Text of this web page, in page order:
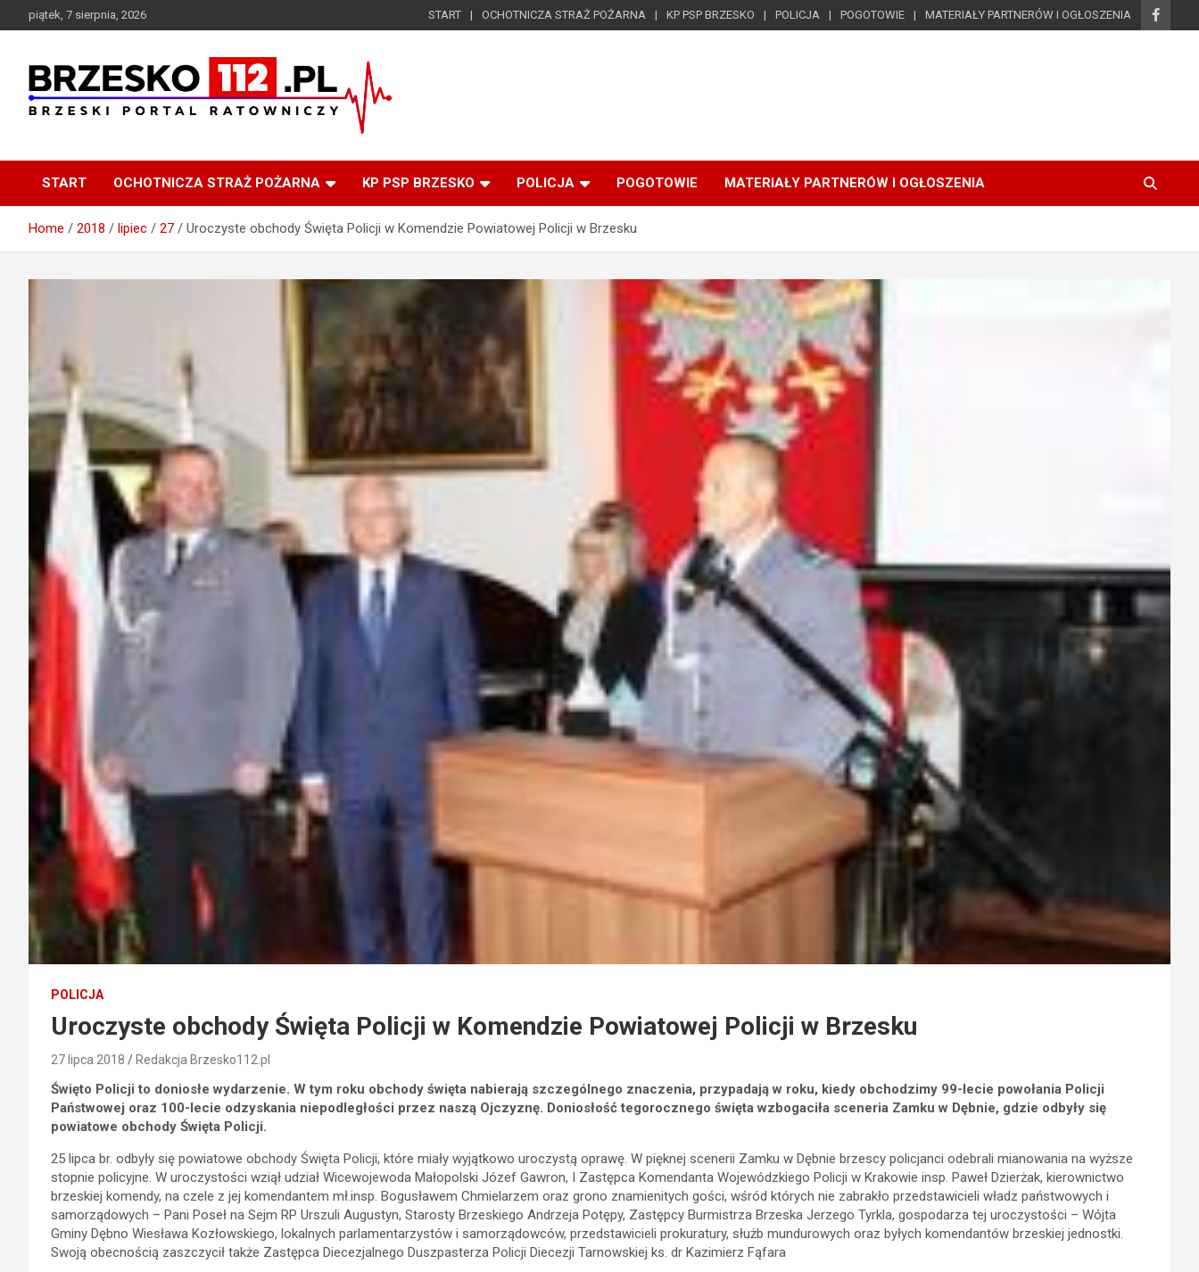
to
piątek, 7 sierpnia, 2026 START OCHOTNICZA STRAŻ POŻARNA KP PSP BRZESKO POLICJA POGOTOWIE MATERIAŁY PARTNERÓW I OGŁOSZENIA
BRZESKO112.pl
START OCHOTNICZA STRAŻ POŻARNA KP PSP BRZESKO POLICJA POGOTOWIE MATERIAŁY PARTNERÓW I OGŁOSZENIA
Home 2018 lipiec 27 Uroczyste obchody Święta Policji w Komendzie Powiatowej Policji w Brzesku
POLICJA
Uroczyste obchody Święta Policji w Komendzie Powiatowej Policji w Brzesku
27 lipca 2018 Redakcja Brzesko112.pl
Święto Policji to doniosłe wydarzenie. W tym roku obchody święta nabierają szczególnego znaczenia, przypadają w roku, kiedy obchodzimy 99-lecie powołania Policji
Państwowej oraz 100-lecie odzyskania niepodległości przez naszą Ojczyznę. Doniosłość tegorocznego święta wzbogaciła sceneria Zamku w Dębnie, gdzie odbyły się
powiatowe obchody Święta Policji.
25 lipca br. odbyły się powiatowe obchody Święta Policji, które miały wyjątkowo uroczystą oprawę. W pięknej scenerii Zamku w Dębnie brzescy policjanci odebrali mianowania na wyższe
stopnie policyjne. W uroczystości wziął udział Wicewojewoda Małopolski Józef Gawron, I Zastępca Komendanta Wojewódzkiego Policji w Krakowie insp. Paweł Dzierżak, kierownictwo
brzeskiej komendy, na czele z jej komendantem mł.insp. Bogusławem Chmielarzem oraz grono znamienitych gości, wśród których nie zabrakło przedstawicieli władz państwowych i
samorządowych – Pani Poseł na Sejm RP Urszuli Augustyn, Starosty Brzeskiego Andrzeja Potępy, Zastępcy Burmistrza Brzeska Jerzego Tyrkla, gospodarza tej uroczystości – Wójta
Gminy Dębno Wiesława Kozłowskiego, lokalnych parlamentarzystów i samorządowców, przedstawicieli prokuratury, służb mundurowych oraz byłych komendantów brzeskiej jednostki.
Swoją obecnością zaszczycił także Zastępca Diecezjalnego Duszpasterza Policji Diecezji Tarnowskiej ks. dr Kazimierz Fąfara